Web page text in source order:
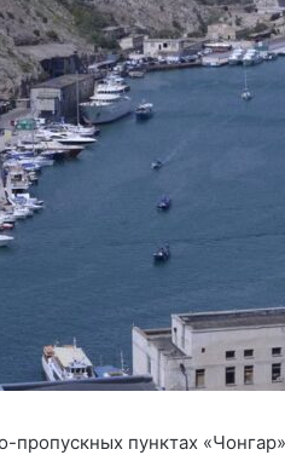
пропускных пунктах